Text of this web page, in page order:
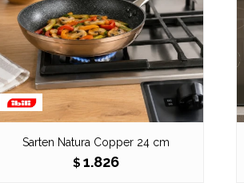
Sarten Natura Copper 24 cm
$ 1.826